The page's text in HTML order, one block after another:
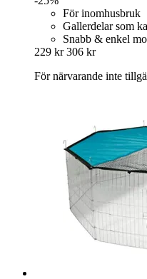
För inomhusbruk
Gallerdelar som
Snabb & enkel
229 kr 306 kr
För närvarande inte